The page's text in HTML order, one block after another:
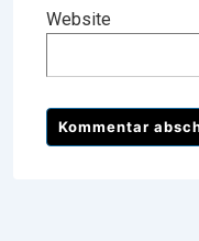
Website